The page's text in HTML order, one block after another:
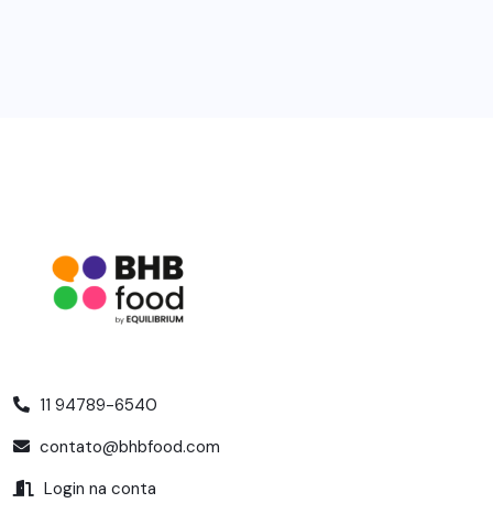
11 94789-6540
contato@bhbfood.com
Login na conta